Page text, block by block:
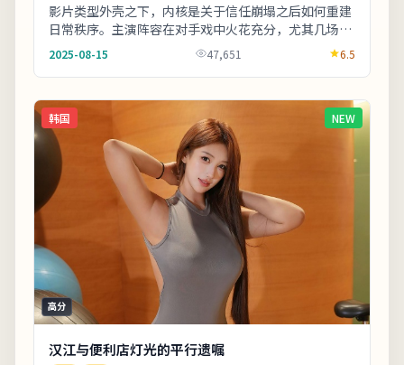
影片类型外壳之下，内核是关于信任崩塌之后如何重建
日常秩序。主演阵容在对手戏中火花充分，尤其几场夜
戏台词密度高、信息量大。片尾字幕包含幕后花絮名
单...
2025-08-15 47,651 6.5
韩国 NEW
高分
汉江与便利店灯光的平行遗嘱